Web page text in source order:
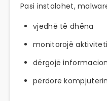
Pasi instalohet,
vjedhë të dhëna
monitorojë
dërgojë
përdorë